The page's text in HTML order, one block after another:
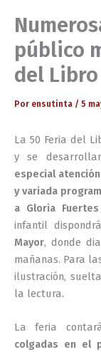
público
del
Por ensutinta / 5
La 50 Feria del
y se
especial
y variada
a Gloria Fuertes
infantil
Mayor, donde
mañanas. Para
ilustración,
la lectura.
La feria
colgadas en el